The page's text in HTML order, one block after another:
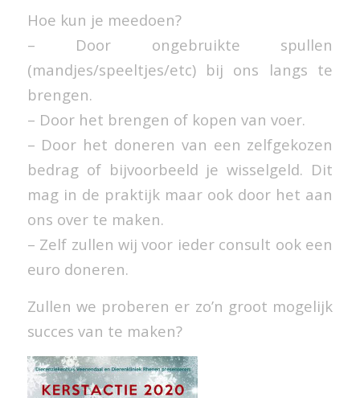
Hoe kun je meedoen?
– Door ongebruikte spullen
(mandjes/speeltjes/etc) bij ons langs te
brengen.
– Door het brengen of kopen van voer.
– Door het doneren van een zelfgekozen
bedrag of bijvoorbeeld je wisselgeld. Dit
mag in de praktijk maar ook door het aan
ons over te maken.
– Zelf zullen wij voor ieder consult ook een
euro doneren.
Zullen we proberen er zo’n groot mogelijk
succes van te maken?